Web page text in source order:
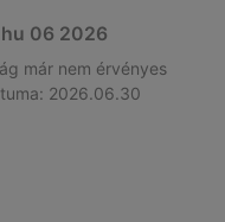
06 2026
már nem érvényes
2026.06.30